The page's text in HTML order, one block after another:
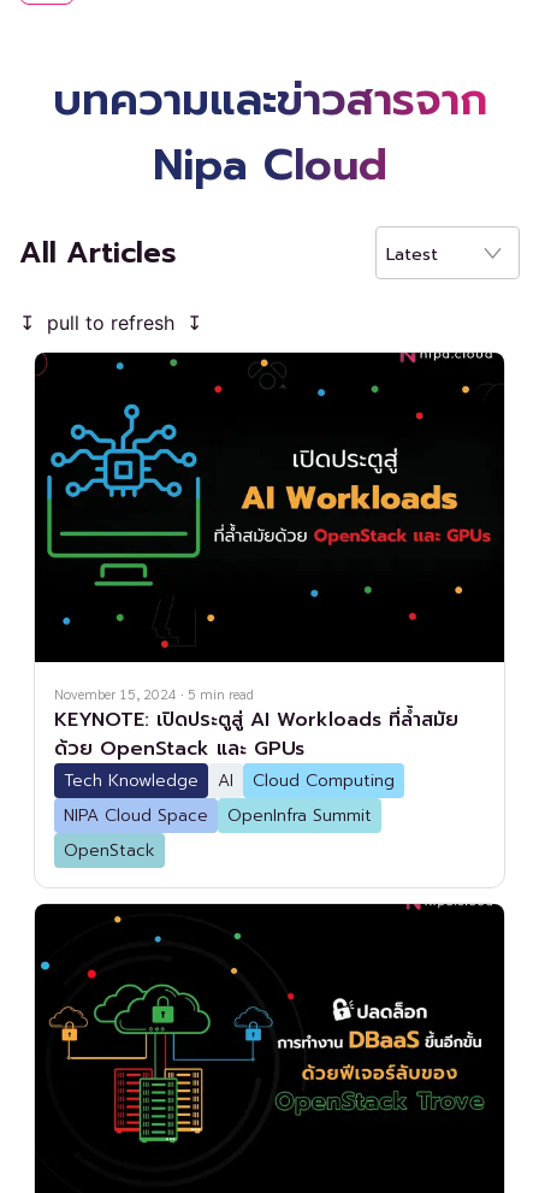
บทความและข่าวสารจาก
Nipa Cloud
All Articles Latest
↧ pull to refresh ↧
November 15, 2024 · 5 min read
KEYNOTE: เปิดประตูสู่ AI Workloads ที่ล้ำสมัย
ด้วย OpenStack และ GPUs
Tech Knowledge AI
Cloud Computing
NIPA Cloud Space
OpenInfra Summit
OpenStack